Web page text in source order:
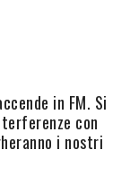
in FM. Si
con
i nostri